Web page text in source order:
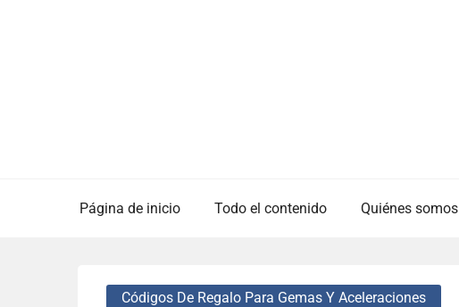
Página de inicio Todo el contenido Quiénes somos
Códigos De Regalo Para Gemas Y Aceleraciones